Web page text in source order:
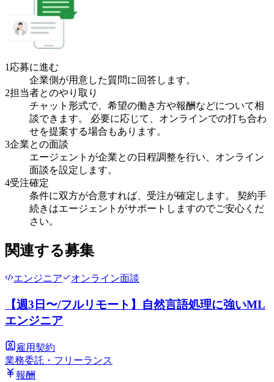
1 応募に進む
企業側が用意した質問に回答します。
2担当者とのやり取り
チャット形式で、希望の働き方や報酬などについて相
談できます。 必要に応じて、オンラインでの打ち合わ
せを提案する場合もあります。
3企業との面談
エージェントが企業との日程調整を行い、オンライン
面談を設定します。
4受注確定
条件に双方が合意すれば、受注が確定します。 契約手
続きはエージェントがサポートしますのでご安心くだ
さい。
関連する募集
エンジニア オンライン面談
【週3日〜/フルリモート】自然言語処理に強いML
エンジニア
雇用契約
業務委託・フリーランス
報酬